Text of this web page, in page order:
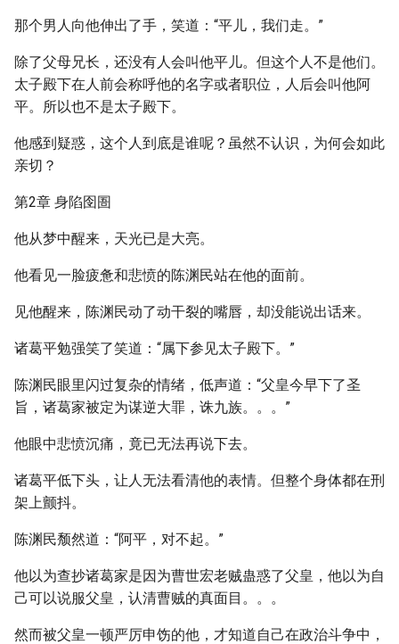
那个男人向他伸出了手，笑道：“平儿，我们走。”
除了父母兄长，还没有人会叫他平儿。但这个人不是他们。
太子殿下在人前会称呼他的名字或者职位，人后会叫他阿
平。所以也不是太子殿下。
他感到疑惑，这个人到底是谁呢？虽然不认识，为何会如此
亲切？
第2章 身陷囹圄
他从梦中醒来，天光已是大亮。
他看见一脸疲惫和悲愤的陈渊民站在他的面前。
见他醒来，陈渊民动了动干裂的嘴唇，却没能说出话来。
诸葛平勉强笑了笑道：“属下参见太子殿下。”
陈渊民眼里闪过复杂的情绪，低声道：“父皇今早下了圣
旨，诸葛家被定为谋逆大罪，诛九族。。。”
他眼中悲愤沉痛，竟已无法再说下去。
诸葛平低下头，让人无法看清他的表情。但整个身体都在刑
架上颤抖。
陈渊民颓然道：“阿平，对不起。”
他以为查抄诸葛家是因为曹世宏老贼蛊惑了父皇，他以为自
己可以说服父皇，认清曹贼的真面目。。。
然而被父皇一顿严厉申饬的他，才知道自己在政治斗争中，